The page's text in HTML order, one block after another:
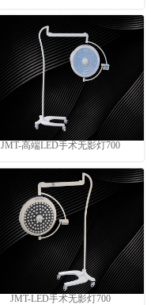
JMT-高端LED手术无影灯700
JMT-LED手术无影灯700